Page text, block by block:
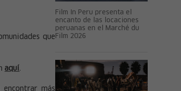
que
aquí .
más
Film In Peru presenta el
encanto de las locaciones
peruanas en el Marché du
Film 2026